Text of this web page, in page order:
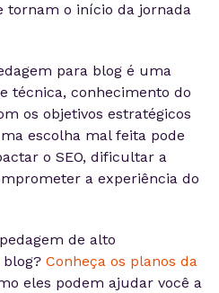
tornam o início da jornada
para blog é uma
técnica, conhecimento do
os objetivos estratégicos
escolha mal feita pode
o SEO, dificultar a
a experiência do
de alto
Conheça os planos da
eles podem ajudar você a